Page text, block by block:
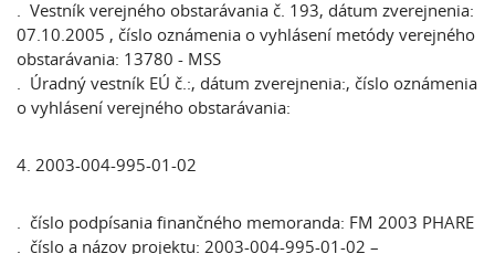
. Vestník verejného obstarávania č. 193, dátum zverejnenia:
07.10.2005 , číslo oznámenia o vyhlásení metódy verejného
obstarávania: 13780 - MSS
. Úradný vestník EÚ č.:, dátum zverejnenia:, číslo oznámenia
o vyhlásení verejného obstarávania:
4. 2003-004-995-01-02
. číslo podpísania finančného memoranda: FM 2003 PHARE
. číslo a názov projektu: 2003-004-995-01-02 –